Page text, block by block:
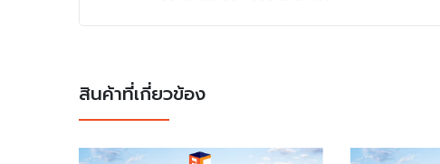
สินค้าที่เกี่ยวข้อง